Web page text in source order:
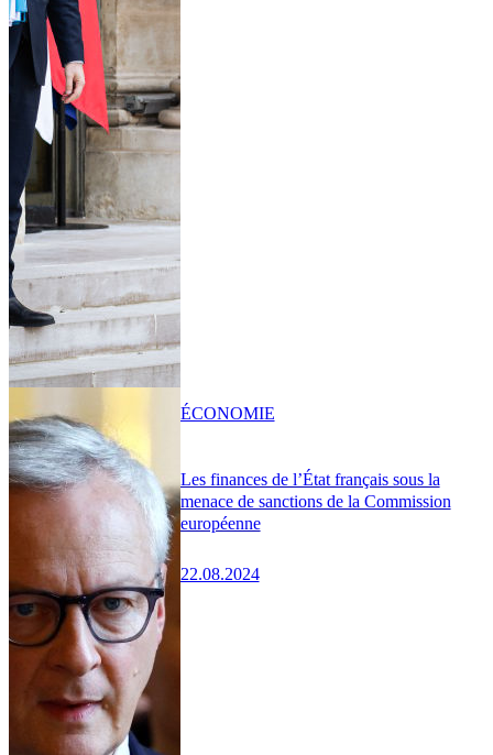
Les finances de l’État français sous la
menace de sanctions de la Commission
européenne
22.08.2024
ÉCONOMIE